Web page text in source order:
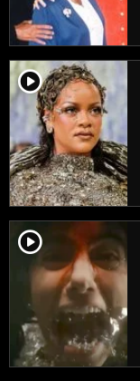
player2
player2